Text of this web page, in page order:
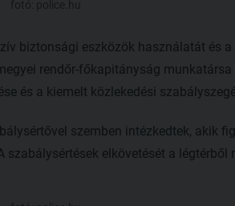
biztonsági eszközök használatát és
rendőr-főkapitányság munkatársa
és a kiemelt közlekedési
szemben intézkedtek, akik
elkövetését a légtérből